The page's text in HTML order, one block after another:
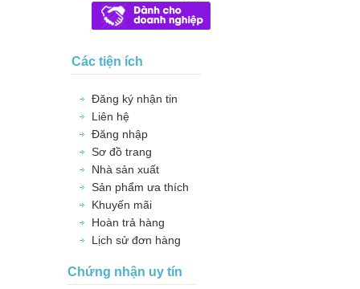
Các tiện ích
Đăng ký nhận tin
Liên hệ
Đăng nhập
Sơ đồ trang
Nhà sản xuất
Sản phẩm ưa thích
Khuyến mãi
Hoàn trả hàng
Lịch sử đơn hàng
Chứng nhận uy tín